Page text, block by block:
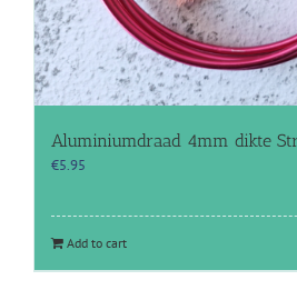
Aluminiumdraad 4mm dikte
€5.95
Add to cart